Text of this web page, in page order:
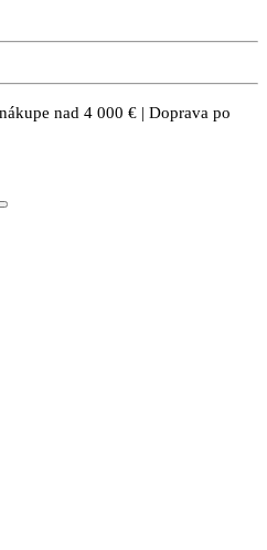
nad 4 000 € | Doprava po